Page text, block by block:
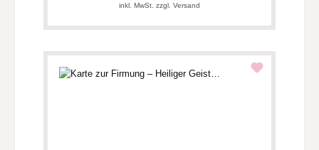
inkl. MwSt. zzgl. Versand